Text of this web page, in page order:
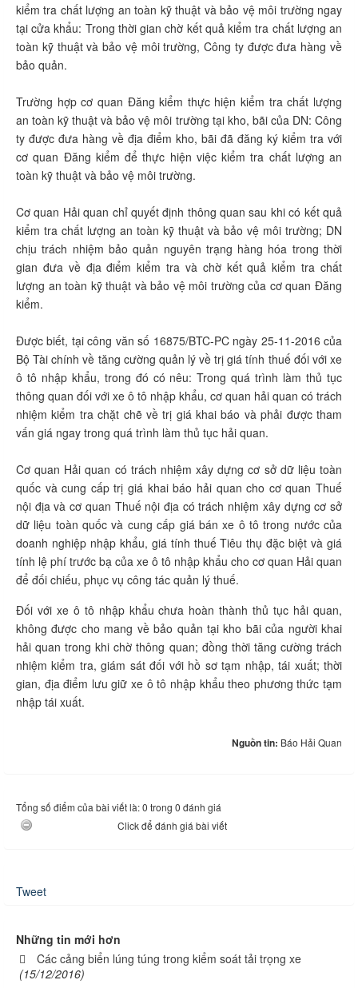
kiểm tra chất lượng an toàn kỹ thuật và bảo vệ môi trường ngay
tại cửa khẩu: Trong thời gian chờ kết quả kiểm tra chất lượng an
toàn kỹ thuật và bảo vệ môi trường, Công ty được đưa hàng về
bảo quản.
Trường hợp cơ quan Đăng kiểm thực hiện kiểm tra chất lượng
an toàn kỹ thuật và bảo vệ môi trường tại kho, bãi của DN: Công
ty được đưa hàng về địa điểm kho, bãi đã đăng ký kiểm tra với
cơ quan Đăng kiểm để thực hiện việc kiểm tra chất lượng an
toàn kỹ thuật và bảo vệ môi trường.
Cơ quan Hải quan chỉ quyết định thông quan sau khi có kết quả
kiểm tra chất lượng an toàn kỹ thuật và bảo vệ môi trường; DN
chịu trách nhiệm bảo quản nguyên trạng hàng hóa trong thời
gian đưa về địa điểm kiểm tra và chờ kết quả kiểm tra chất
lượng an toàn kỹ thuật và bảo vệ môi trường của cơ quan Đăng
kiểm.
Được biết, tại công văn số 16875/BTC-PC ngày 25-11-2016 của
Bộ Tài chính về tăng cường quản lý về trị giá tính thuế đối với xe
ô tô nhập khẩu, trong đó có nêu: Trong quá trình làm thủ tục
thông quan đối với xe ô tô nhập khẩu, cơ quan hải quan có trách
nhiệm kiểm tra chặt chẽ về trị giá khai báo và phải được tham
vấn giá ngay trong quá trình làm thủ tục hải quan.
Cơ quan Hải quan có trách nhiệm xây dựng cơ sở dữ liệu toàn
quốc và cung cấp trị giá khai báo hải quan cho cơ quan Thuế
nội địa và cơ quan Thuế nội địa có trách nhiệm xây dựng cơ sở
dữ liệu toàn quốc và cung cấp giá bán xe ô tô trong nước của
doanh nghiệp nhập khẩu, giá tính thuế Tiêu thụ đặc biệt và giá
tính lệ phí trước bạ của xe ô tô nhập khẩu cho cơ quan Hải quan
để đối chiếu, phục vụ công tác quản lý thuế.
Đối với xe ô tô nhập khẩu chưa hoàn thành thủ tục hải quan,
không được cho mang về bảo quản tại kho bãi của người khai
hải quan trong khi chờ thông quan; đồng thời tăng cường trách
nhiệm kiểm tra, giám sát đối với hồ sơ tạm nhập, tái xuất; thời
gian, địa điểm lưu giữ xe ô tô nhập khẩu theo phương thức tạm
nhập tái xuất.
Nguồn tin: Báo Hải Quan
Tổng số điểm của bài viết là: 0 trong 0 đánh giá
Click để đánh giá bài viết
Tweet
Những tin mới hơn
Các cảng biển lúng túng trong kiểm soát tải trọng xe
(15/12/2016)